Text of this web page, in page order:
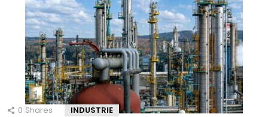
0 Shares INDUSTRIE